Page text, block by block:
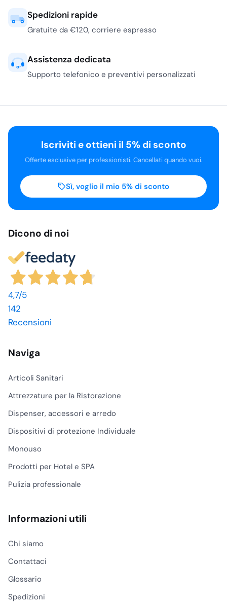
Spedizioni rapide
Gratuite da €120, corriere espresso
Assistenza dedicata
Supporto telefonico e preventivi personalizzati
Dicono di noi
4,7/5
142
Recensioni
Naviga
Articoli Sanitari
Attrezzature per la Ristorazione
Dispenser, accessori e arredo
Dispositivi di protezione Individuale
Monouso
Prodotti per Hotel e SPA
Pulizia professionale
Informazioni utili
Chi siamo
Contattaci
Glossario
Spedizioni
Iscriviti e ottieni il 5% di sconto
Offerte esclusive per professionisti. Cancellati quando vuoi.
Sì, voglio il mio 5% di sconto